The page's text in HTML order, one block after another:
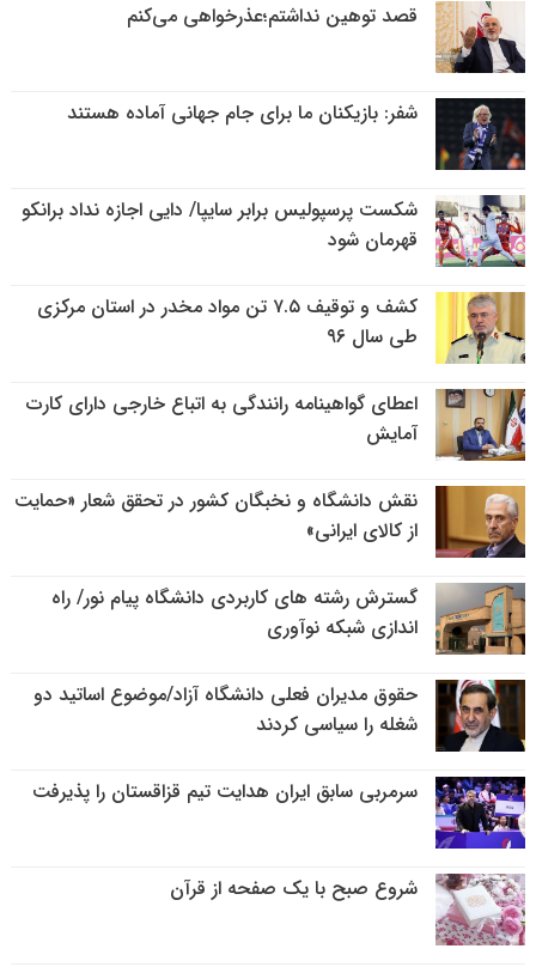
قصد توهین نداشتم؛عذرخواهی می‌کنم
شفر: بازیکنان ما برای جام جهانی آماده هستند
شکست پرسپولیس برابر سایپا/ دایی اجازه نداد برانکو
قهرمان شود
کشف و توقیف ۷.۵ تن مواد مخدر در استان مرکزی
طی سال ۹۶
اعطای گواهینامه رانندگی به اتباع خارجی دارای کارت
آمایش
نقش دانشگاه و نخبگان کشور در تحقق شعار «حمایت
از کالای ایرانی»
گسترش رشته های کاربردی دانشگاه پیام نور/ راه
اندازی شبکه نوآوری
حقوق مدیران فعلی دانشگاه آزاد/موضوع اساتید دو
شغله را سیاسی کردند
سرمربی سابق ایران هدایت تیم قزاقستان را پذیرفت
شروع صبح با یک صفحه از قرآن